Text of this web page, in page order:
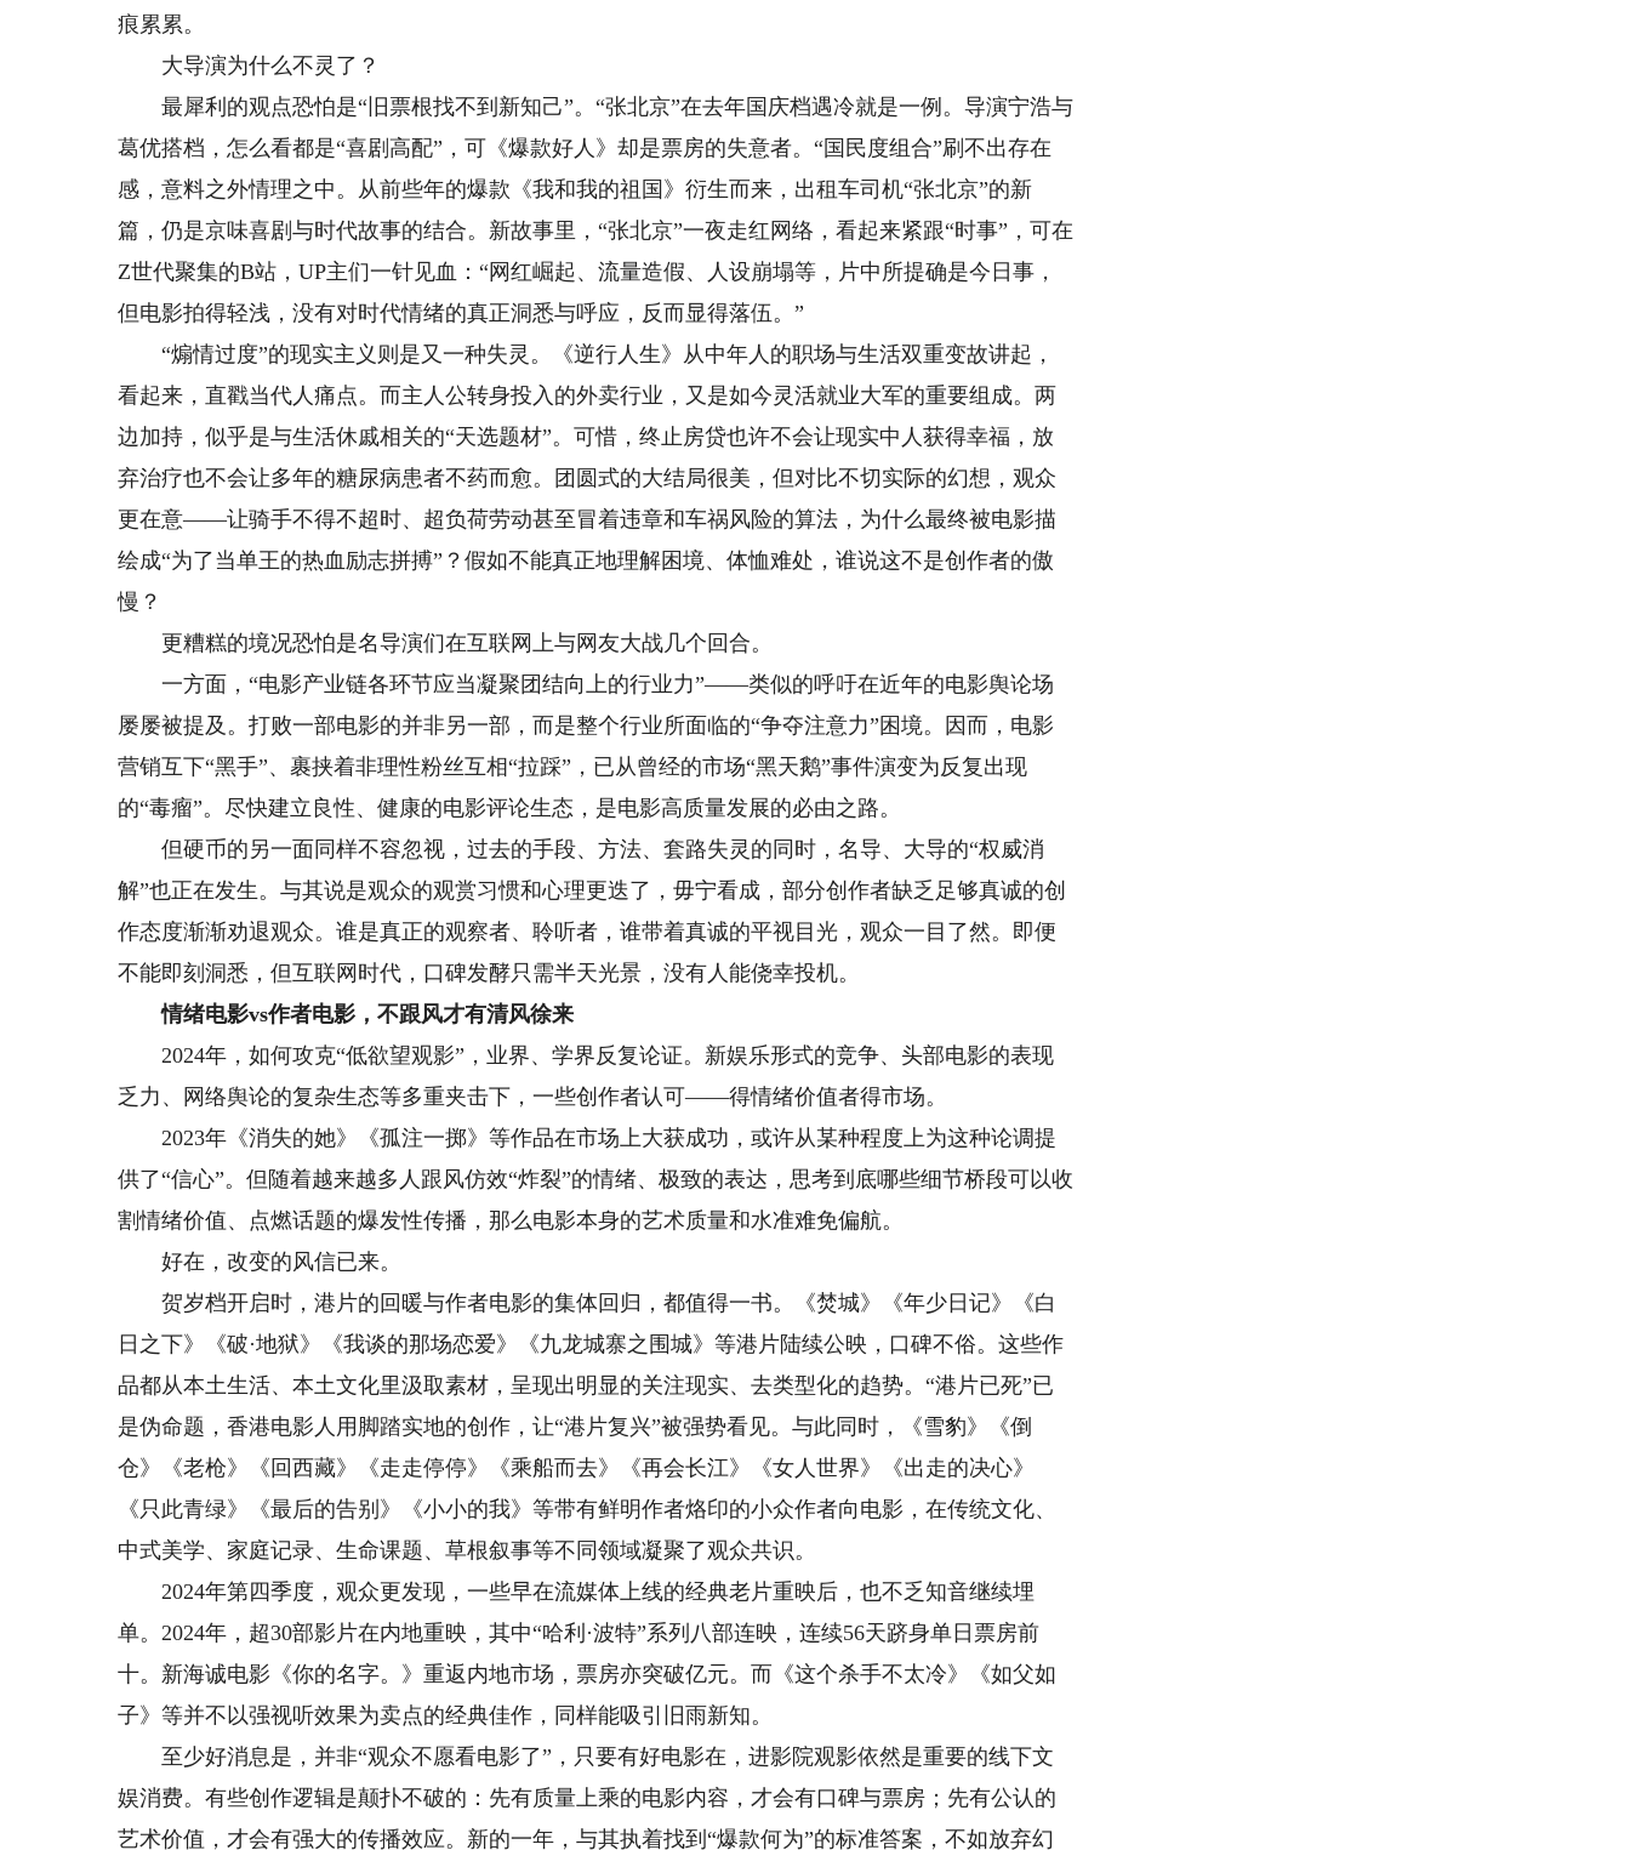
痕累累。
大导演为什么不灵了？
最犀利的观点恐怕是“旧票根找不到新知己”。“张北京”在去年国庆档遇冷就是一例。导演宁浩与
葛优搭档，怎么看都是“喜剧高配”，可《爆款好人》却是票房的失意者。“国民度组合”刷不出存在
感，意料之外情理之中。从前些年的爆款《我和我的祖国》衍生而来，出租车司机“张北京”的新
篇，仍是京味喜剧与时代故事的结合。新故事里，“张北京”一夜走红网络，看起来紧跟“时事”，可在
Z世代聚集的B站，UP主们一针见血：“网红崛起、流量造假、人设崩塌等，片中所提确是今日事，
但电影拍得轻浅，没有对时代情绪的真正洞悉与呼应，反而显得落伍。”
“煽情过度”的现实主义则是又一种失灵。《逆行人生》从中年人的职场与生活双重变故讲起，
看起来，直戳当代人痛点。而主人公转身投入的外卖行业，又是如今灵活就业大军的重要组成。两
边加持，似乎是与生活休戚相关的“天选题材”。可惜，终止房贷也许不会让现实中人获得幸福，放
弃治疗也不会让多年的糖尿病患者不药而愈。团圆式的大结局很美，但对比不切实际的幻想，观众
更在意——让骑手不得不超时、超负荷劳动甚至冒着违章和车祸风险的算法，为什么最终被电影描
绘成“为了当单王的热血励志拼搏”？假如不能真正地理解困境、体恤难处，谁说这不是创作者的傲
慢？
更糟糕的境况恐怕是名导演们在互联网上与网友大战几个回合。
一方面，“电影产业链各环节应当凝聚团结向上的行业力”——类似的呼吁在近年的电影舆论场
屡屡被提及。打败一部电影的并非另一部，而是整个行业所面临的“争夺注意力”困境。因而，电影
营销互下“黑手”、裹挟着非理性粉丝互相“拉踩”，已从曾经的市场“黑天鹅”事件演变为反复出现
的“毒瘤”。尽快建立良性、健康的电影评论生态，是电影高质量发展的必由之路。
但硬币的另一面同样不容忽视，过去的手段、方法、套路失灵的同时，名导、大导的“权威消
解”也正在发生。与其说是观众的观赏习惯和心理更迭了，毋宁看成，部分创作者缺乏足够真诚的创
作态度渐渐劝退观众。谁是真正的观察者、聆听者，谁带着真诚的平视目光，观众一目了然。即便
不能即刻洞悉，但互联网时代，口碑发酵只需半天光景，没有人能侥幸投机。
情绪电影vs作者电影，不跟风才有清风徐来
2024年，如何攻克“低欲望观影”，业界、学界反复论证。新娱乐形式的竞争、头部电影的表现
乏力、网络舆论的复杂生态等多重夹击下，一些创作者认可——得情绪价值者得市场。
2023年《消失的她》《孤注一掷》等作品在市场上大获成功，或许从某种程度上为这种论调提
供了“信心”。但随着越来越多人跟风仿效“炸裂”的情绪、极致的表达，思考到底哪些细节桥段可以收
割情绪价值、点燃话题的爆发性传播，那么电影本身的艺术质量和水准难免偏航。
好在，改变的风信已来。
贺岁档开启时，港片的回暖与作者电影的集体回归，都值得一书。《焚城》《年少日记》《白
日之下》《破·地狱》《我谈的那场恋爱》《九龙城寨之围城》等港片陆续公映，口碑不俗。这些作
品都从本土生活、本土文化里汲取素材，呈现出明显的关注现实、去类型化的趋势。“港片已死”已
是伪命题，香港电影人用脚踏实地的创作，让“港片复兴”被强势看见。与此同时，《雪豹》《倒
仓》《老枪》《回西藏》《走走停停》《乘船而去》《再会长江》《女人世界》《出走的决心》
《只此青绿》《最后的告别》《小小的我》等带有鲜明作者烙印的小众作者向电影，在传统文化、
中式美学、家庭记录、生命课题、草根叙事等不同领域凝聚了观众共识。
2024年第四季度，观众更发现，一些早在流媒体上线的经典老片重映后，也不乏知音继续埋
单。2024年，超30部影片在内地重映，其中“哈利·波特”系列八部连映，连续56天跻身单日票房前
十。新海诚电影《你的名字。》重返内地市场，票房亦突破亿元。而《这个杀手不太冷》《如父如
子》等并不以强视听效果为卖点的经典佳作，同样能吸引旧雨新知。
至少好消息是，并非“观众不愿看电影了”，只要有好电影在，进影院观影依然是重要的线下文
娱消费。有些创作逻辑是颠扑不破的：先有质量上乘的电影内容，才会有口碑与票房；先有公认的
艺术价值，才会有强大的传播效应。新的一年，与其执着找到“爆款何为”的标准答案，不如放弃幻